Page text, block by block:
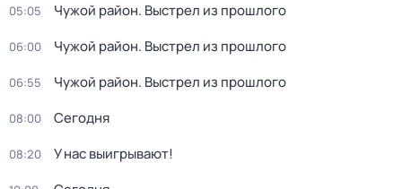
05:05 Чужой район. Выстрел из прошлого
06:00 Чужой район. Выстрел из прошлого
06:55 Чужой район. Выстрел из прошлого
08:00 Сегодня
08:20 У нас выигрывают!